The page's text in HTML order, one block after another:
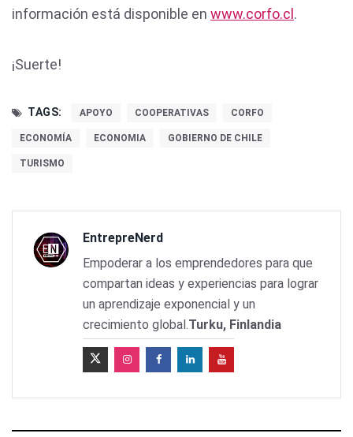
información está disponible en www.corfo.cl .
¡Suerte!
TAGS: APOYO COOPERATIVAS CORFO
ECONOMÍA ECONOMIA GOBIERNO DE CHILE
TURISMO
EntrepreNerd
Empoderar a los emprendedores para que
compartan ideas y experiencias para lograr
un aprendizaje exponencial y un
crecimiento global.Turku, Finlandia